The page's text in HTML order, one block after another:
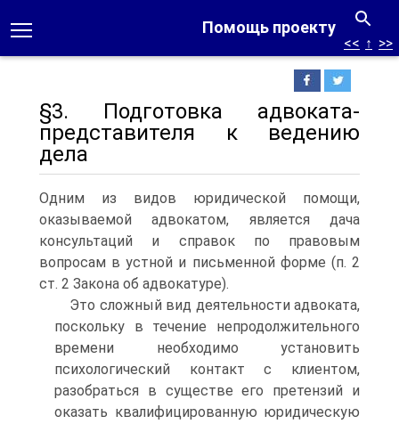
Помощь проекту
<< ↑ >>
§3. Подготовка адвоката-
представителя к ведению
дела
Одним из видов юридической помощи,
оказываемой адвокатом, является дача
консультаций и справок по правовым
вопросам в устной и письменной форме (п. 2
ст. 2 Закона об адвокатуре).
Это сложный вид деятельности адвоката,
поскольку в течение непродолжительного
времени необходимо установить
психологический контакт с клиентом,
разобраться в существе его претензий и
оказать квалифицированную юридическую